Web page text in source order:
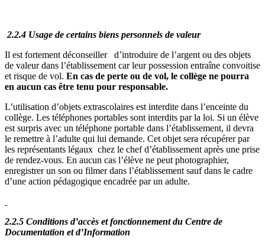
2.2.4 Usage de certains biens personnels de valeur
Il est fortement déconseiller d’introduire de l’argent ou des objets
de valeur dans l’établissement car leur possession entraîne convoitise
et risque de vol. En cas de perte ou de vol, le collège ne pourra
en aucun cas être tenu pour responsable.
L’utilisation d’objets extrascolaires est interdite dans l’enceinte du
collège. Les téléphones portables sont interdits par la loi. Si un élève
est surpris avec un téléphone portable dans l’établissement, il devra
le remettre à l’adulte qui lui demande. Cet objet sera récupérer par
les représentants légaux chez le chef d’établissement après une prise
de rendez-vous. En aucun cas l’élève ne peut photographier,
enregistrer un son ou filmer dans l’établissement sauf dans le cadre
d’une action pédagogique encadrée par un adulte.
2.2.5 Conditions d’accès et fonctionnement du Centre de
Documentation et d’Information